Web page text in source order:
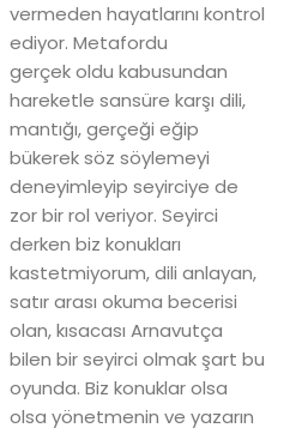
vermeden hayatlarını kontrol
ediyor. Metafordu
gerçek oldu kabusundan
hareketle sansüre karşı dili,
mantığı, gerçeği eğip
bükerek söz söylemeyi
deneyimleyip seyirciye de
zor bir rol veriyor. Seyirci
derken biz konukları
kastetmiyorum, dili anlayan,
satır arası okuma becerisi
olan, kısacası Arnavutça
bilen bir seyirci olmak şart bu
oyunda. Biz konuklar olsa
olsa yönetmenin ve yazarın